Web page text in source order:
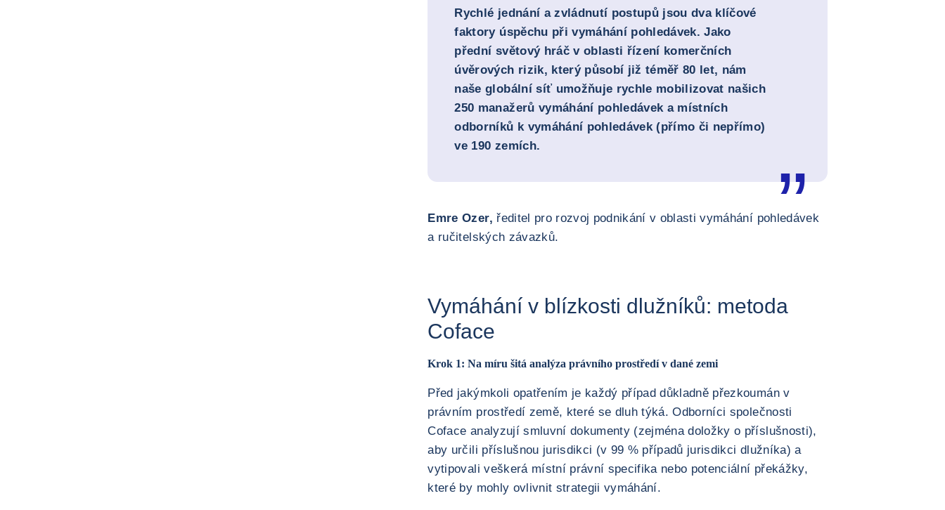
Rychlé jednání a zvládnutí postupů jsou dva klíčové
faktory úspěchu při vymáhání pohledávek. Jako
přední světový hráč v oblasti řízení komerčních
úvěrových rizik, který působí již téměř 80 let, nám
naše globální síť umožňuje rychle mobilizovat našich
250 manažerů vymáhání pohledávek a místních
odborníků k vymáhání pohledávek (přímo či nepřímo)
ve 190 zemích.
Emre Ozer, ředitel pro rozvoj podnikání v oblasti vymáhání pohledávek
a ručitelských závazků.
Vymáhání v blízkosti dlužníků: metoda
Coface
Krok 1: Na míru šitá analýza právního prostředí v dané zemi
Před jakýmkoli opatřením je každý případ důkladně přezkoumán v
právním prostředí země, které se dluh týká. Odborníci společnosti
Coface analyzují smluvní dokumenty (zejména doložky o příslušnosti),
aby určili příslušnou jurisdikci (v 99 % případů jurisdikci dlužníka) a
vytipovali veškerá místní právní specifika nebo potenciální překážky,
které by mohly ovlivnit strategii vymáhání.